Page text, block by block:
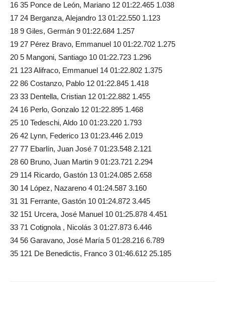
16 35 Ponce de León, Mariano 12 01:22.465 1.038
17 24 Berganza, Alejandro 13 01:22.550 1.123
18 9 Giles, Germán 9 01:22.684 1.257
19 27 Pérez Bravo, Emmanuel 10 01:22.702 1.275
20 5 Mangoni, Santiago 10 01:22.723 1.296
21 123 Alifraco, Emmanuel 14 01:22.802 1.375
22 86 Costanzo, Pablo 12 01:22.845 1.418
23 33 Dentella, Cristian 12 01:22.882 1.455
24 16 Perlo, Gonzalo 12 01:22.895 1.468
25 10 Tedeschi, Aldo 10 01:23.220 1.793
26 42 Lynn, Federico 13 01:23.446 2.019
27 77 Ebarlín, Juan José 7 01:23.548 2.121
28 60 Bruno, Juan Martin 9 01:23.721 2.294
29 114 Ricardo, Gastón 13 01:24.085 2.658
30 14 López, Nazareno 4 01:24.587 3.160
31 31 Ferrante, Gastón 10 01:24.872 3.445
32 151 Urcera, José Manuel 10 01:25.878 4.451
33 71 Cotignola , Nicolás 3 01:27.873 6.446
34 56 Garavano, José María 5 01:28.216 6.789
35 121 De Benedictis, Franco 3 01:46.612 25.185